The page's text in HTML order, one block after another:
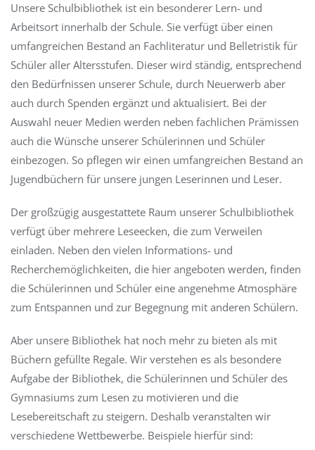
Unsere Schulbibliothek ist ein besonderer Lern- und
Arbeitsort innerhalb der Schule. Sie verfügt über einen
umfangreichen Bestand an Fachliteratur und Belletristik für
Schüler aller Altersstufen. Dieser wird ständig, entsprechend
den Bedürfnissen unserer Schule, durch Neuerwerb aber
auch durch Spenden ergänzt und aktualisiert. Bei der
Auswahl neuer Medien werden neben fachlichen Prämissen
auch die Wünsche unserer Schülerinnen und Schüler
einbezogen. So pflegen wir einen umfangreichen Bestand an
Jugendbüchern für unsere jungen Leserinnen und Leser.
Der großzügig ausgestattete Raum unserer Schulbibliothek
verfügt über mehrere Leseecken, die zum Verweilen
einladen. Neben den vielen Informations- und
Recherchemöglichkeiten, die hier angeboten werden, finden
die Schülerinnen und Schüler eine angenehme Atmosphäre
zum Entspannen und zur Begegnung mit anderen Schülern.
Aber unsere Bibliothek hat noch mehr zu bieten als mit
Büchern gefüllte Regale. Wir verstehen es als besondere
Aufgabe der Bibliothek, die Schülerinnen und Schüler des
Gymnasiums zum Lesen zu motivieren und die
Lesebereitschaft zu steigern. Deshalb veranstalten wir
verschiedene Wettbewerbe. Beispiele hierfür sind: